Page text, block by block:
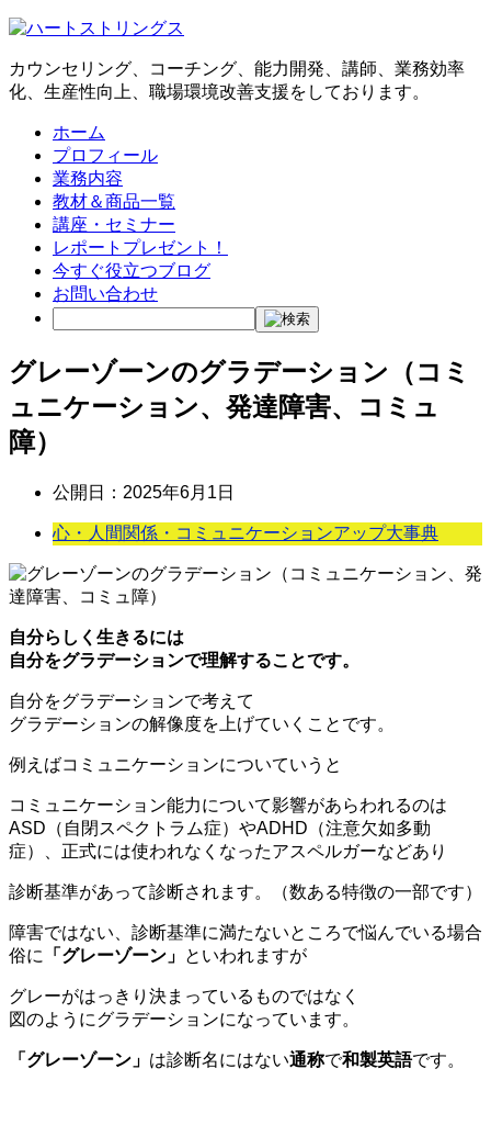
カウンセリング、コーチング、能力開発、講師、業務効率
化、生産性向上、職場環境改善支援をしております。
ホーム
プロフィール
業務内容
教材＆商品一覧
講座・セミナー
レポートプレゼント！
今すぐ役立つブログ
お問い合わせ
グレーゾーンのグラデーション（コミ
ュニケーション、発達障害、コミュ
障）
公開日： 2025年6月1日
心・人間関係・コミュニケーションアップ大事典
自分らしく生きるには
自分をグラデーションで理解することです。
自分をグラデーションで考えて
グラデーションの解像度を上げていくことです。
例えばコミュニケーションについていうと
コミュニケーション能力について影響があらわれるのは
ASD（自閉スペクトラム症）やADHD（注意欠如多動
症）、正式には使われなくなったアスペルガーなどあり
診断基準があって診断されます。（数ある特徴の一部です）
障害ではない、診断基準に満たないところで悩んでいる場合
俗に
「グレーゾーン」 といわれますが
グレーがはっきり決まっているものではなく
図のようにグラデーションになっています。
「グレーゾーン」 は診断名にはない通称で和製英語です。